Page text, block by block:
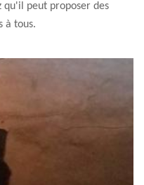
qu'il peut proposer des
à tous.